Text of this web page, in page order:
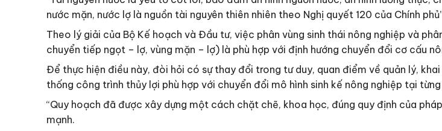
nước mặn, nước lợ là nguồn tài nguyên thiên nhiên theo Nghị quyết 120 của Chính
Theo lý giải của Bộ Kế hoạch và Đầu tư, việc phân vùng sinh thái nông nghiệp và
chuyển tiếp ngọt – lợ, vùng mặn – lợ) là phù hợp với định hướng chuyển đổi cơ cấu
Để thực hiện điều này, đòi hỏi có sự thay đổi trong tư duy, quan điểm về quản lý,
thống công trình thủy lợi phù hợp với chuyển đổi mô hình sinh kế nông nghiệp tại
“Quy hoạch đã được xây dựng một cách chặt chẽ, khoa học, đúng quy định của
mạnh.